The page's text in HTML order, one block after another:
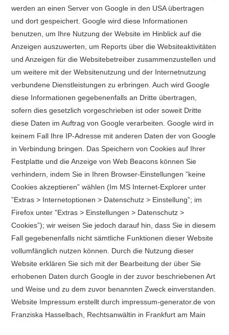
werden an einen Server von Google in den USA übertragen
und dort gespeichert. Google wird diese Informationen
benutzen, um Ihre Nutzung der Website im Hinblick auf die
Anzeigen auszuwerten, um Reports über die Websiteaktivitäten
und Anzeigen für die Websitebetreiber zusammenzustellen und
um weitere mit der Websitenutzung und der Internetnutzung
verbundene Dienstleistungen zu erbringen. Auch wird Google
diese Informationen gegebenenfalls an Dritte übertragen,
sofern dies gesetzlich vorgeschrieben ist oder soweit Dritte
diese Daten im Auftrag von Google verarbeiten. Google wird in
keinem Fall Ihre IP-Adresse mit anderen Daten der von Google
in Verbindung bringen. Das Speichern von Cookies auf Ihrer
Festplatte und die Anzeige von Web Beacons können Sie
verhindern, indem Sie in Ihren Browser-Einstellungen ”keine
Cookies akzeptieren” wählen (Im MS Internet-Explorer unter
”Extras > Internetoptionen > Datenschutz > Einstellung”; im
Firefox unter ”Extras > Einstellungen > Datenschutz >
Cookies”); wir weisen Sie jedoch darauf hin, dass Sie in diesem
Fall gegebenenfalls nicht sämtliche Funktionen dieser Website
vollumfänglich nutzen können. Durch die Nutzung dieser
Website erklären Sie sich mit der Bearbeitung der über Sie
erhobenen Daten durch Google in der zuvor beschriebenen Art
und Weise und zu dem zuvor benannten Zweck einverstanden.
Website Impressum erstellt durch impressum-generator.de von
Franziska Hasselbach, Rechtsanwältin in Frankfurt am Main